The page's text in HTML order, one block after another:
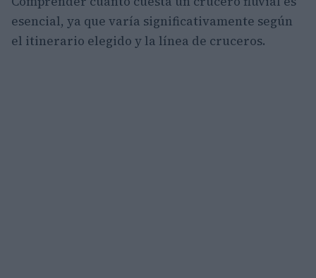
esencial, ya que varía significativamente según
el itinerario elegido y la línea de cruceros.